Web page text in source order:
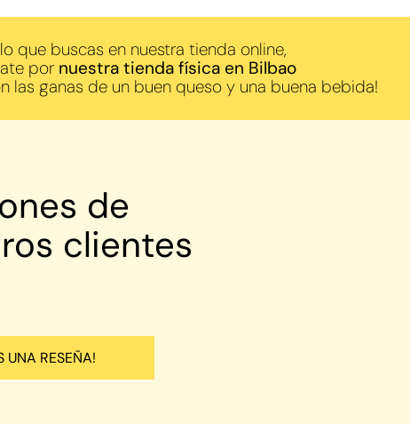
que buscas en nuestra tienda online,
por nuestra tienda física en Bilbao
las ganas de un buen queso y una buena bebida!
de
clientes
UNA RESEÑA!